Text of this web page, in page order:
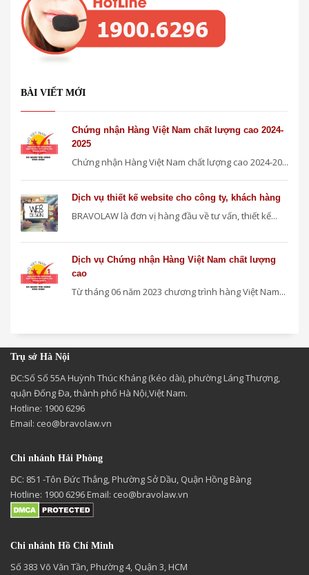
BÀI VIẾT MỚI
Chứng nhận Hàng Việt Nam chất lượng cao 2024-
2025
Chứng nhận Hàng Việt Nam chất lượng cao 2024-20...
Dịch vụ thiết kế website cho công ty, khách hàng
BRAVOLAW là đơn vị hàng đầu về tư vấn, thiết kế...
Dịch vụ Chứng nhận Hàng Việt Nam chất lượng
cao
Từ tháng 06 năm 2023 chương trình hàng Việt Nam...
Trụ sở Hà Nội
ĐC:Số Số 55A Huỳnh Thúc Kháng (kéo dài), phường Láng Thượng,
quận Đống Đa, thành phố Hà Nội,Việt Nam.
Hotline: 1900 6296
Email: ceo@bravolaw.vn
Chi nhánh Hải Phòng
ĐC: 851 -Tôn Đức Thắng, Phường Sở Dầu, Quận Hồng Bàng
Hotline: 1900 6296 Email: ceo@bravolaw.vn
Chi nhánh Hồ Chí Minh
Số 383 Võ Văn Tần, Phường 4, Quận 3, HCM